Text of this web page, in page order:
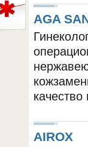
AGA
AIROX